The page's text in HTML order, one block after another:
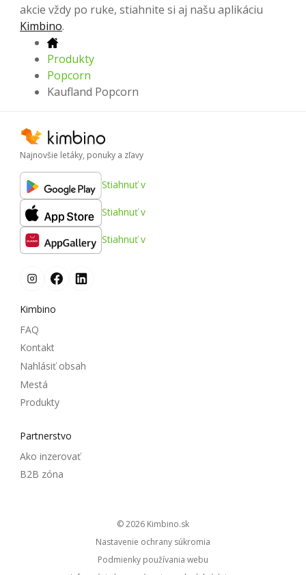
akcie vždy po ruke, stiahnite si aj našu aplikáciu
Kimbino.
Produkty
Popcorn
Kaufland Popcorn
Najnovšie letáky, ponuky a zľavy
Stiahnuť v
Stiahnuť v
Stiahnuť v
Kimbino
FAQ
Kontakt
Nahlásiť obsah
Mestá
Produkty
Partnerstvo
Ako inzerovať
B2B zóna
© 2026
kimbino.sk
Nastavenie ochrany súkromia
Podmienky používania webu